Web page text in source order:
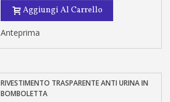
Aggiungi Al Carrello
Anteprima
RIVESTIMENTO TRASPARENTE ANTI URINA IN
BOMBOLETTA